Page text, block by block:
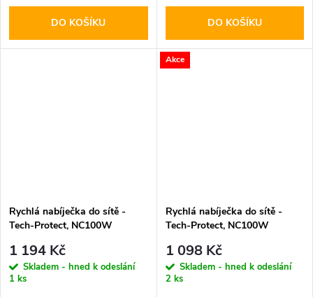
DO KOŠÍKU DO KOŠÍKU
Rychlá nabíječka do sítě -
Tech-Protect, NC100W
1 194 Kč
Skladem - hned k odeslání
1 ks
Akce
Rychlá nabíječka do sítě -
Tech-Protect, NC100W
1 098 Kč
Skladem - hned k odeslání
2 ks